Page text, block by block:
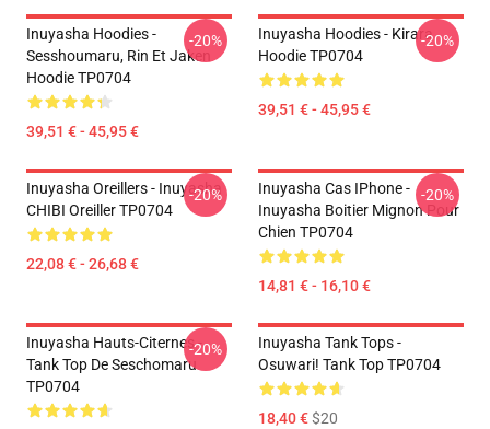
Inuyasha Hoodies -
Sesshoumaru, Rin Et Jaken
Hoodie TP0704
39,51 € - 45,95 €
-20%
Inuyasha Hoodies - Kirara
Hoodie TP0704
39,51 € - 45,95 €
-20%
Inuyasha Oreillers - Inuyasha
CHIBI Oreiller TP0704
22,08 € - 26,68 €
-20%
Inuyasha Cas IPhone -
Inuyasha Boitier Mignon Pour
Chien TP0704
14,81 € - 16,10 €
-20%
Inuyasha Hauts-Citernes -
Tank Top De Seschomaru
TP0704
-20%
Inuyasha Tank Tops -
Osuwari! Tank Top TP0704
18,40 €$20